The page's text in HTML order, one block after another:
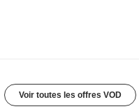
Voir toutes les offres VOD